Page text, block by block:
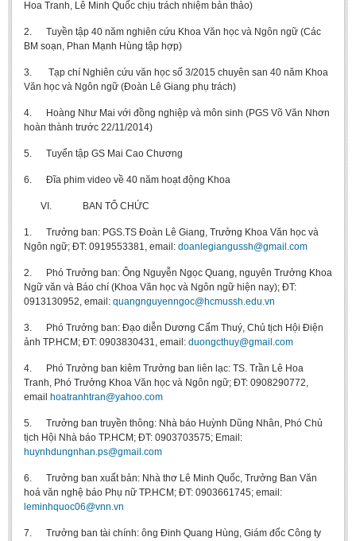
Hoa Tranh, Lê Minh Quốc chịu trách nhiệm bản thảo)
2. Tuyền tập 40 năm nghiên cứu Khoa Văn học và Ngôn ngữ (Các
BM soạn, Phan Mạnh Hùng tập hợp)
3. Tạp chí Nghiên cứu văn học số 3/2015 chuyên san 40 năm Khoa
Văn học và Ngôn ngữ (Đoàn Lê Giang phụ trách)
4. Hoàng Như Mai với đồng nghiệp và môn sinh (PGS Võ Văn Nhơn
hoàn thành trước 22/11/2014)
5. Tuyển tập GS Mai Cao Chương
6. Đĩa phim video về 40 năm hoạt động Khoa
VI. BAN TỔ CHỨC
1. Trưởng ban: PGS.TS Đoàn Lê Giang, Trưởng Khoa Văn học và
Ngôn ngữ; ĐT: 0919553381, email: doanlegiangussh@gmail.com
2. Phó Trưởng ban: Ông Nguyễn Ngọc Quang, nguyên Trưởng Khoa
Ngữ văn và Báo chí (Khoa Văn học và Ngôn ngữ hiện nay); ĐT:
0913130952, email: quangnguyenngoc@hcmussh.edu.vn
3. Phó Trưởng ban: Đạo diễn Dương Cẩm Thuý, Chủ tịch Hội Điện
ảnh TP.HCM; ĐT: 0903830431, email: duongcthuy@gmail.com
4. Phó Trưởng ban kiêm Trưởng ban liên lạc: TS. Trần Lê Hoa
Tranh, Phó Trưởng Khoa Văn học và Ngôn ngữ; ĐT: 0908290772,
email hoatranhtran@yahoo.com
5. Trưởng ban truyền thông: Nhà báo Huỳnh Dũng Nhân, Phó Chủ
tịch Hội Nhà báo TP.HCM; ĐT: 0903703575; Email:
huynhdungnhan.ps@gmail.com
6. Trưởng ban xuất bản: Nhà thơ Lê Minh Quốc, Trưởng Ban Văn
hoá văn nghệ báo Phụ nữ TP.HCM; ĐT: 0903661745; email:
leminhquoc06@vnn.vn
7. Trưởng ban tài chính: ông Đinh Quang Hùng, Giám đốc Công ty